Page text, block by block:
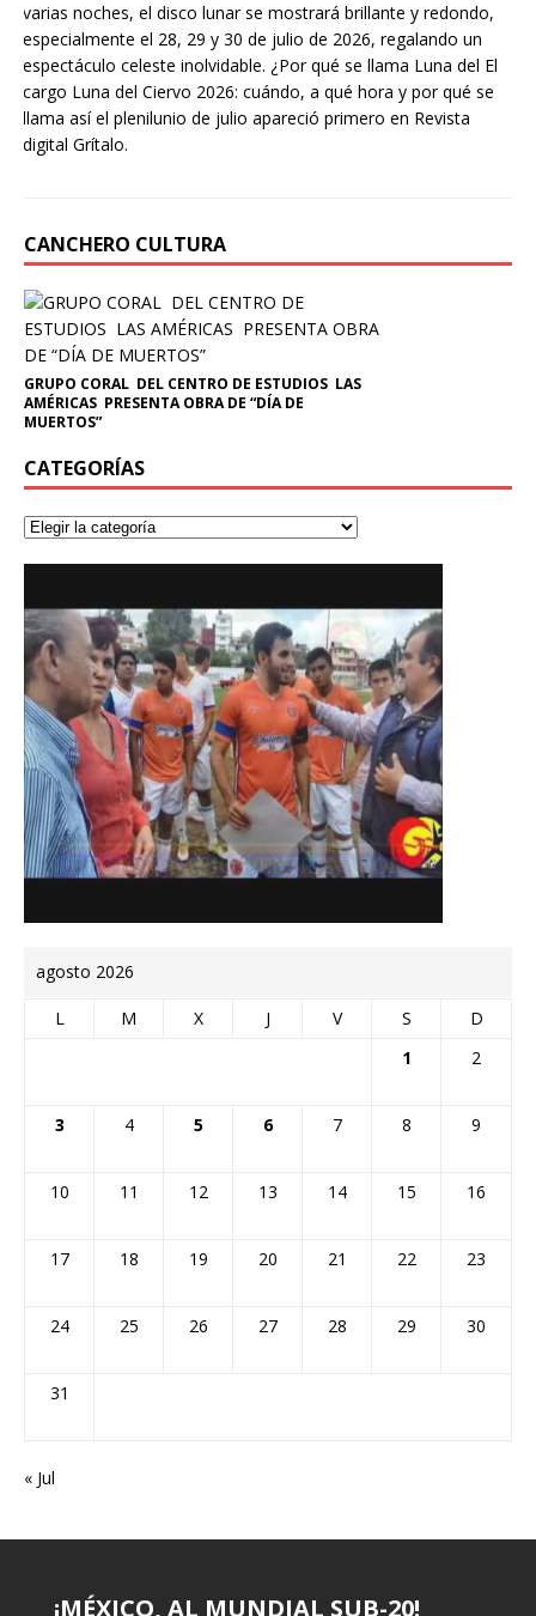
varias noches, el disco lunar se mostrará brillante y redondo,
especialmente el 28, 29 y 30 de julio de 2026, regalando un
espectáculo celeste inolvidable. ¿Por qué se llama Luna del El
cargo Luna del Ciervo 2026: cuándo, a qué hora y por qué se
llama así el plenilunio de julio apareció primero en Revista
digital Grítalo.
CANCHERO CULTURA
GRUPO CORAL DEL CENTRO DE ESTUDIOS LAS
AMÉRICAS PRESENTA OBRA DE “DÍA DE
MUERTOS”
CATEGORÍAS
agosto 2026
L M X J V S
D
1
2
3 4 5 6 7 8 9
10 11 12 13 14 15 16
17 18 19 20 21 22 23
24 25 26 27 28 29 30
31
« Jul
¡MÉXICO, AL MUNDIAL SUB-20!
¡VERACRUZ NO COMPITIÓ…
CASTILLO: «TENGO MÁS
CHUCHO: 62 AÑOS Y TRES GOLES
¡FRENAN PLAN DE INFANTINO!